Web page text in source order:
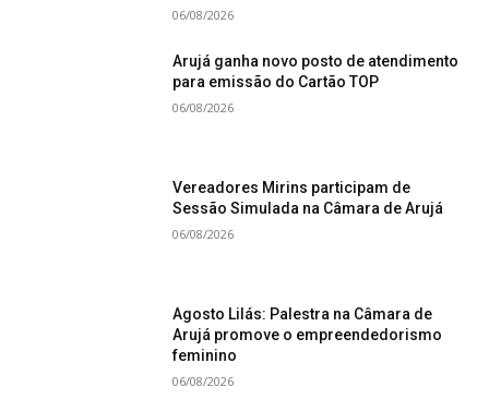
06/08/2026
Arujá ganha novo posto de atendimento
para emissão do Cartão TOP
06/08/2026
Vereadores Mirins participam de
Sessão Simulada na Câmara de Arujá
06/08/2026
Agosto Lilás: Palestra na Câmara de
Arujá promove o empreendedorismo
feminino
06/08/2026